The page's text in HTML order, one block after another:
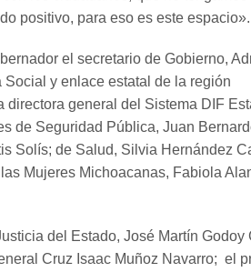
positivo, para eso es este espacio».
el secretario de Gobierno,
y enlace estatal de la región
directora general del Sistema DIF
de Seguridad Pública, Juan
Solís; de Salud, Silvia Hernández
Mujeres Michoacanas, Fabiola
del Estado, José Martín Godoy
Cruz Isaac Muñoz Navarro; el